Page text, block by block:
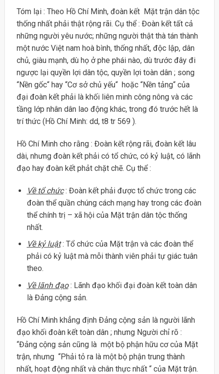
Tóm lại : Theo Hồ Chí Minh, đoàn kết Mặt trận dân tộc
thống nhất phải thật rộng rãi. Cụ thể : Đoàn kết tất cả
những người yêu nước; những người thật thà tán thành
một nước Việt nam hoà bình, thống nhất, độc lập, dân
chủ, giàu mạnh, dù họ ở phe phái nào, dù trước đây đi
ngược lại quyền lợi dân tộc, quyền lợi toàn dân ; song
“Nền gốc“ hay “Cơ sở chủ yếu“ hoặc “Nền tảng“ của
đại đoàn kết phải là khối liên minh công nông và các
tầng lớp nhân dân lao động khác, trong đó trước hết là
trí thức (Hồ Chí Minh: dd, t8 tr 569 ).
Hồ Chí Minh cho rằng : Đoàn kết rộng rãi, đoàn kết lâu
dài, nhưng đoàn kết phải có tổ chức, có kỷ luật, có lãnh
đạo hay đoàn kết phảt chặt chẽ. Cụ thể :
Về tổ chức: Đoàn kết phải được tổ chức trong các
đoàn thể quần chúng cách mạng hay trong các đoàn
thể chính trị – xã hội của Mặt trận dân tộc thống
nhất.
Về kỷ luật: Tổ chức của Mặt trận và các đoàn thể
phải có kỷ luật mà mỗi thành viên phải tự giác tuân
theo.
Về lãnh đạo: Lãnh đạo khối đại đoàn kết toàn dân
là Đảng cộng sản.
Hồ Chí Minh khẳng định Đảng cộng sản là người lãnh
đạo khối đoàn kết toàn dân ; nhưng Người chỉ rõ :
“Đảng cộng sản cũng là một bộ phận hữu cơ của Mặt
trận, nhưng “Phải tỏ ra là một bộ phận trung thành
nhất, hoạt động nhất và chân thực nhất “ của Mặt trận.